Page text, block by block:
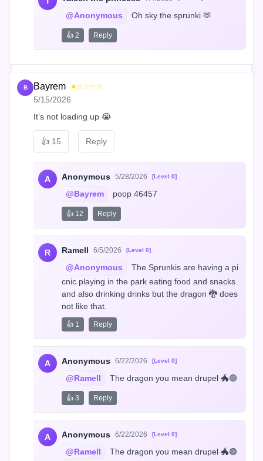
@Anonymous Oh sky the sprunki 🫶
👍 2 Reply
B Bayrem ★☆☆☆☆
5/15/2026
It’s not loading up 😭
👍 15 Reply
A Anonymous 5/28/2026 [Level 0]
@Bayrem poop 46457
👍 12 Reply
R Ramell 6/5/2026 [Level 0]
@Anonymous
The Sprunkis are having a pi
cnic playing in the park eating food and snacks
and also drinking drinks but the dragon 🐉 does
not like that.
👍 1 Reply
A Anonymous 6/22/2026 [Level 0]
@Ramell The dragon you mean drupel 🐲🟣
👍 3 Reply
A Anonymous 6/22/2026 [Level 0]
@Ramell The dragon you mean drupel 🐲🟣